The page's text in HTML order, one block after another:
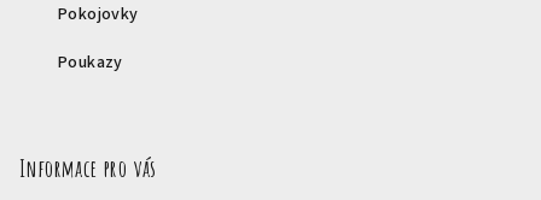
Pokojovky
Poukazy
Informace pro vás